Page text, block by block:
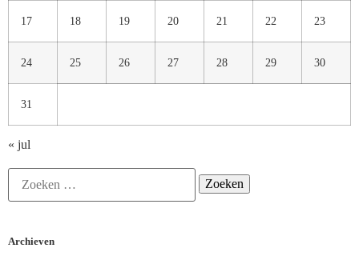
17 18 19 20 21 22 23
24 25 26 27 28 29 30
31
« jul
Archieven